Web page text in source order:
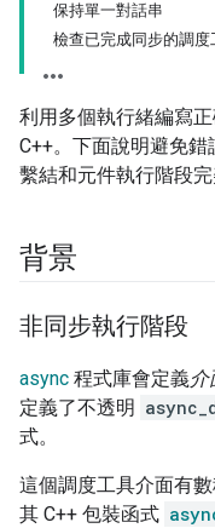
保持單一對話串
檢查已完成同步的調度
利用多個執行緒編寫
C++。下面說明避免
繫結和元件執行階段完
背景
非同步執行階段
async 程式庫會定義介
定義了不透明
式。
這個調度工具介面有
其 C++ 包裝函式